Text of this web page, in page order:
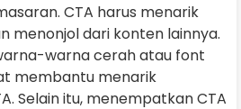
CTA harus menarik
menonjol dari konten lainnya.
warna cerah atau font
membantu menarik
Selain itu, menempatkan CTA